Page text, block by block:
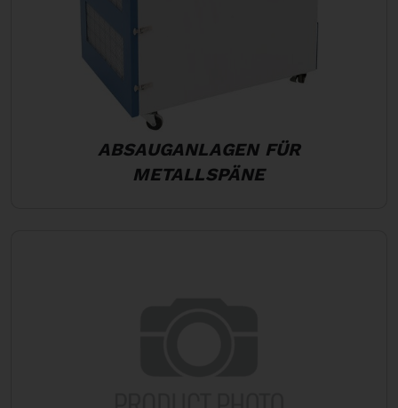
ABSAUGANLAGEN FÜR
METALLSPÄNE